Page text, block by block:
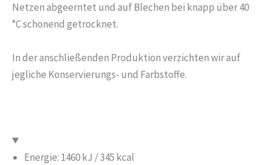
Netzen abgeerntet und auf Blechen bei knapp über 40
°C schonend getrocknet.
In der anschließenden Produktion verzichten wir auf
jegliche Konservierungs- und Farbstoffe.
Energie: 1460 kJ / 345 kcal